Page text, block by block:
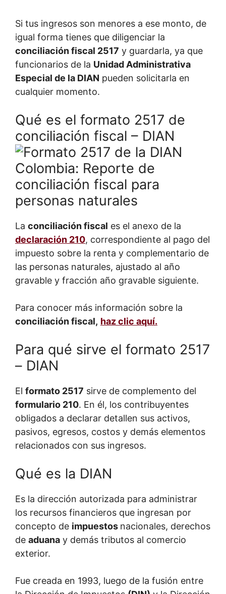
Si tus ingresos son menores a ese monto, de
igual forma tienes que diligenciar la
conciliación fiscal 2517 y guardarla, ya que
funcionarios de la Unidad Administrativa
Especial de la DIAN pueden solicitarla en
cualquier momento.
Qué es el formato 2517 de
conciliación fiscal – DIAN
La conciliación fiscal es el anexo de la
declaración 210, correspondiente al pago del
impuesto sobre la renta y complementario de
las personas naturales, ajustado al año
gravable y fracción año gravable siguiente.
Para conocer más información sobre la
conciliación fiscal, haz clic aquí.
Para qué sirve el formato 2517
– DIAN
El formato 2517 sirve de complemento del
formulario 210. En él, los contribuyentes
obligados a declarar detallen sus activos,
pasivos, egresos, costos y demás elementos
relacionados con sus ingresos.
Qué es la DIAN
Es la dirección autorizada para administrar
los recursos financieros que ingresan por
concepto de impuestos nacionales, derechos
de aduana y demás tributos al comercio
exterior.
Fue creada en 1993, luego de la fusión entre